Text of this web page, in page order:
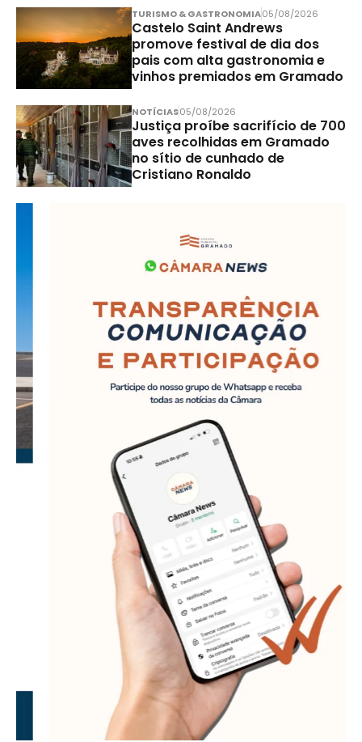
TURISMO & GASTRONOMIA05/08/2026
Castelo Saint Andrews
promove festival de dia dos
pais com alta gastronomia e
vinhos premiados em Gramado
NOTÍCIAS05/08/2026
Justiça proíbe sacrifício de 700
aves recolhidas em Gramado
no sítio de cunhado de
Cristiano Ronaldo